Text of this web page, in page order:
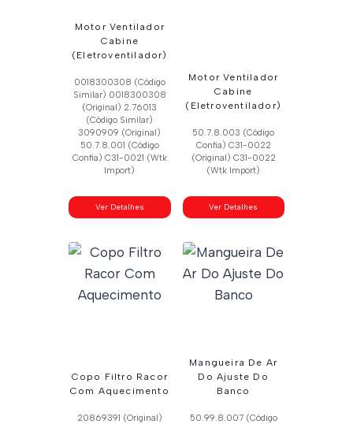
Motor Ventilador
Cabine
(Eletroventilador)
0018300308 (Código
Similar) 0018300308
(Original) 2.76013
(Código Similar)
3090909 (Original)
50.7.8.001 (Código
Confia) C31-0021 (Wtk
Import)
Ver Detalhes
Motor Ventilador
Cabine
(Eletroventilador)
50.7.8.003 (Código
Confia) C31-0022
(Original) C31-0022
(Wtk Import)
Ver Detalhes
Copo Filtro Racor
Com Aquecimento
20869391 (Original)
Mangueira De Ar
Do Ajuste Do
Banco
50.99.8.007 (Código